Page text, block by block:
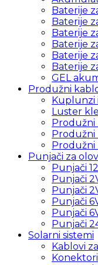
Baterije
Baterije
Baterije
Baterije
Baterije
Baterije
GEL
Produžni
Kuplunzi
Luster
Produžni
Produžni
Produžni
Punjači za
Punjači
Punjači
Punjači
Punjači
Punjači
Punjači
Solarni sistemi
Kablovi